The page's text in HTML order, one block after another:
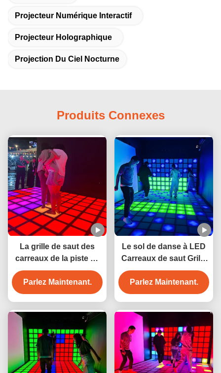
Projecteur Numérique Interactif
Projecteur Holographique
Projection Du Ciel Nocturne
Produits Connexes
La grille de saut des
carreaux de la piste de
danse à LED
Parlez Maintenant.
Le sol de danse à LED
Carreaux de saut Grille
Interactive Jeu Super
Grille Mur et plancher
Parlez Maintenant.